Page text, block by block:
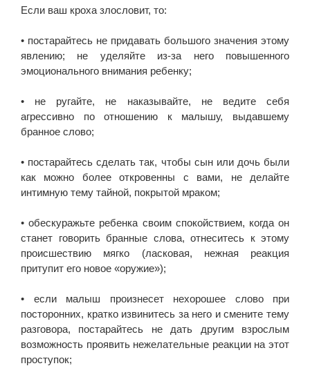
Если ваш кроха злословит, то:
• постарайтесь не придавать большого значения этому
явлению; не уделяйте из-за него повышенного
эмоционального внимания ребенку;
• не ругайте, не наказывайте, не ведите себя
агрессивно по отношению к малышу, выдавшему
бранное слово;
• постарайтесь сделать так, чтобы сын или дочь были
как можно более откровенны с вами, не делайте
интимную тему тайной, покрытой мраком;
• обескуражьте ребенка своим спокойствием, когда он
станет говорить бранные слова, отнеситесь к этому
происшествию мягко (ласковая, нежная реакция
притупит его новое «оружие»);
• если малыш произнесет нехорошее слово при
посторонних, кратко извинитесь за него и смените тему
разговора, постарайтесь не дать другим взрослым
возможность проявить нежелательные реакции на этот
проступок;